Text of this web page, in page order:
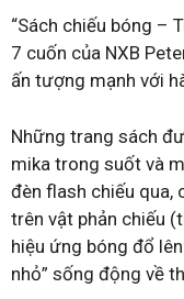
“Sách chiếu bóng –
7 cuốn của NXB
ấn tượng mạnh với
Những trang sách
mika trong suốt và
đèn flash chiếu qua,
trên vật phản chiếu
hiệu ứng bóng đổ
nhỏ” sống động về